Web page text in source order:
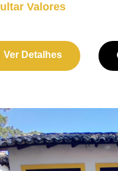
Valores
Ver Detalhes